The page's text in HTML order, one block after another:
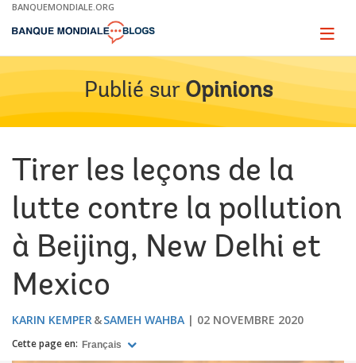
Skip
Main
BANQUEMONDIALE.ORG
Page
Publié sur Opinions
Tirer les leçons de la
lutte contre la pollution
à Beijing, New Delhi et
Mexico
KARIN KEMPER SAMEH WAHBA 02 NOVEMBRE 2020
Cette page en: Français